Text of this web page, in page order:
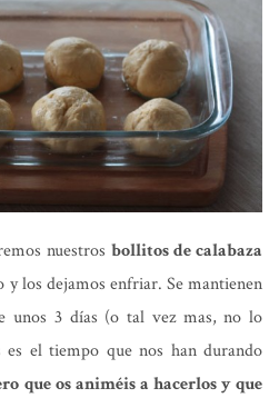
nuestrosbollitos de calabaza
y los dejamos enfriar. Se mantienen
unos 3 días (o tal vez mas, no lo
es el tiempo que nos han durando
que os animéis a hacerlos y que